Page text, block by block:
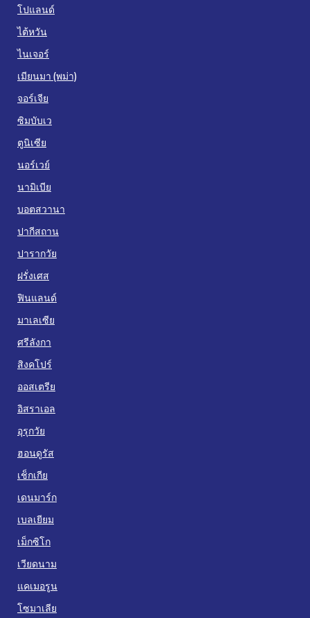
โปแลนด์
ไต้หวัน
ไนเจอร์
เมียนมา (พม่า)
จอร์เจีย
ซิมบับเว
ตูนิเซีย
นอร์เวย์
นามิเบีย
บอตสวานา
ปากีสถาน
ปารากวัย
ฝรั่งเศส
ฟินแลนด์
มาเลเซีย
ศรีลังกา
สิงคโปร์
ออสเตรีย
อิสราเอล
อุรุกวัย
ฮอนดูรัส
เช็กเกีย
เดนมาร์ก
เบลเยียม
เม็กซิโก
เวียดนาม
แคเมอรูน
โซมาเลีย